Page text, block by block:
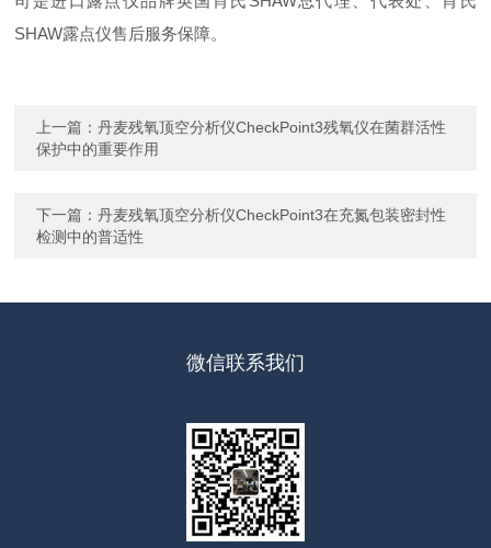
SHAW露点仪售后服务保障。
上一篇：丹麦残氧顶空分析仪CheckPoint3残氧仪在菌群活性
保护中的重要作用
下一篇：丹麦残氧顶空分析仪CheckPoint3在充氮包装密封性
检测中的普适性
微信联系我们